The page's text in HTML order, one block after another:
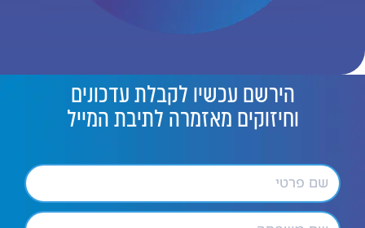
הירשם עכשיו לקבלת עדכונים
וחיזוקים מאזמרה לתיבת המייל